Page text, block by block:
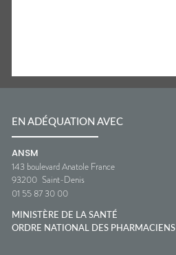
EN ADÉQUATION AVEC
ANSM
143 boulevard Anatole France
93200 Saint-Denis
01 55 87 30 00
MINISTÈRE DE LA SANTÉ
ORDRE NATIONAL DES PHARMACIENS